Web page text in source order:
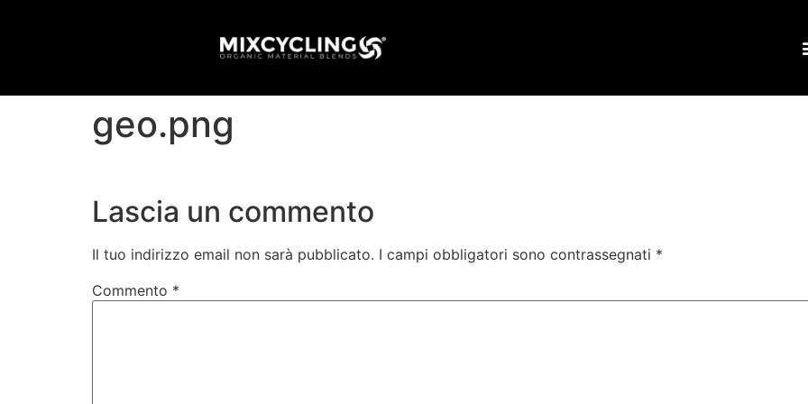
geo.png
Lascia un commento
Il tuo indirizzo email non sarà pubblicato. I campi obbligatori sono contrassegnati *
Commento *